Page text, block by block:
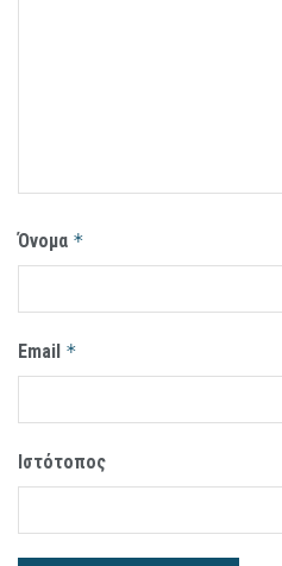
Όνομα *
Email *
Ιστότοπος